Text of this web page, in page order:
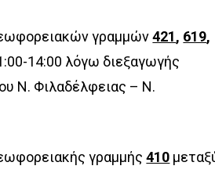
γραμμών421, 619,
14:00 λόγω διεξαγωγής
Ν. Φιλαδέλφειας – Ν.
γραμμής410